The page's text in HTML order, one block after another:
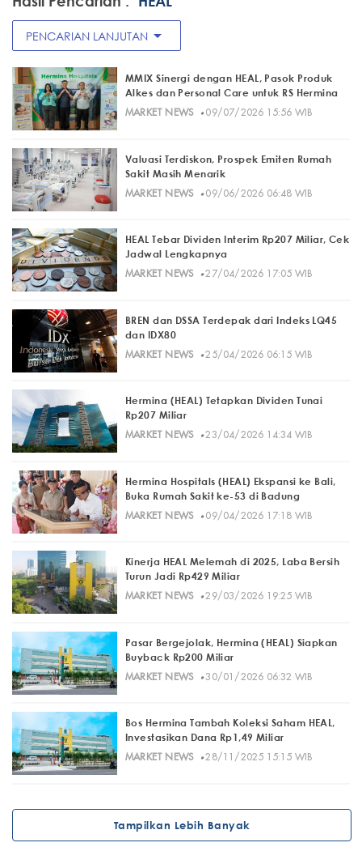
PENCARIAN LANJUTAN arrow_drop_down
MMIX Sinergi dengan HEAL, Pasok Produk
Alkes dan Personal Care untuk RS Hermina
MARKET NEWS· 09/07/2026 15:56 WIB
Valuasi Terdiskon, Prospek Emiten Rumah
Sakit Masih Menarik
MARKET NEWS· 09/06/2026 06:48 WIB
HEAL Tebar Dividen Interim Rp207 Miliar, Cek
Jadwal Lengkapnya
MARKET NEWS· 27/04/2026 17:05 WIB
BREN dan DSSA Terdepak dari Indeks LQ45
dan IDX80
MARKET NEWS· 25/04/2026 06:15 WIB
Hermina (HEAL) Tetapkan Dividen Tunai
Rp207 Miliar
MARKET NEWS· 23/04/2026 14:34 WIB
Hermina Hospitals (HEAL) Ekspansi ke Bali,
Buka Rumah Sakit ke-53 di Badung
MARKET NEWS· 09/04/2026 17:18 WIB
Kinerja HEAL Melemah di 2025, Laba Bersih
Turun Jadi Rp429 Miliar
MARKET NEWS· 29/03/2026 19:25 WIB
Pasar Bergejolak, Hermina (HEAL) Siapkan
Buyback Rp200 Miliar
MARKET NEWS· 30/01/2026 06:32 WIB
Bos Hermina Tambah Koleksi Saham HEAL,
Investasikan Dana Rp1,49 Miliar
MARKET NEWS· 28/11/2025 15:15 WIB
Tampilkan Lebih Banyak